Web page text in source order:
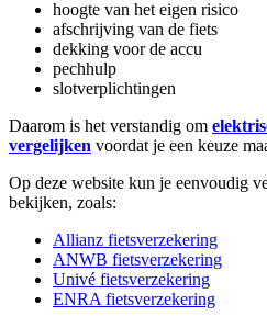
hoogte van het eigen risico
afschrijving van de fiets
dekking voor de accu
pechhulp
slotverplichtingen
Daarom is het verstandig om
vergelijken voordat je een keuze
Op deze website kun je eenvoudig
bekijken, zoals:
Allianz fietsverzekering
ANWB fietsverzekering
Univé fietsverzekering
ENRA fietsverzekering